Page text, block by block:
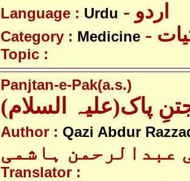
Language : Urdu - اردو
Category : Medicine
Topic :
Panjtan-e-Pak(a.s.)
پاک(علیہ السلام
Author : Qazi Abdur
عبدالرحمن ہاشمی
Translator :